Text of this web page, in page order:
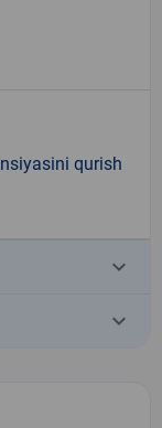
qurish
keyboard_arrow_down
keyboard_arrow_down